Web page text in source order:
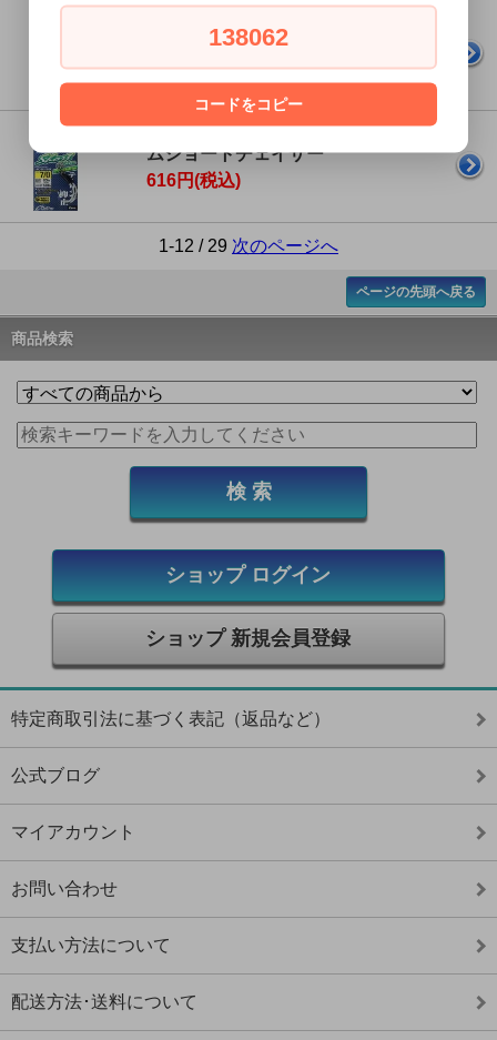
528円(税込)
オーナー JCS-39 ジガーミディア
ムショートチェイサー
616円(税込)
1-12 / 29 次のページへ
ページの先頭へ戻る
商品検索
ショップ ログイン
ショップ 新規会員登録
特定商取引法に基づく表記（返品など）
公式ブログ
マイアカウント
お問い合わせ
支払い方法について
配送方法･送料について
138062
コードをコピー